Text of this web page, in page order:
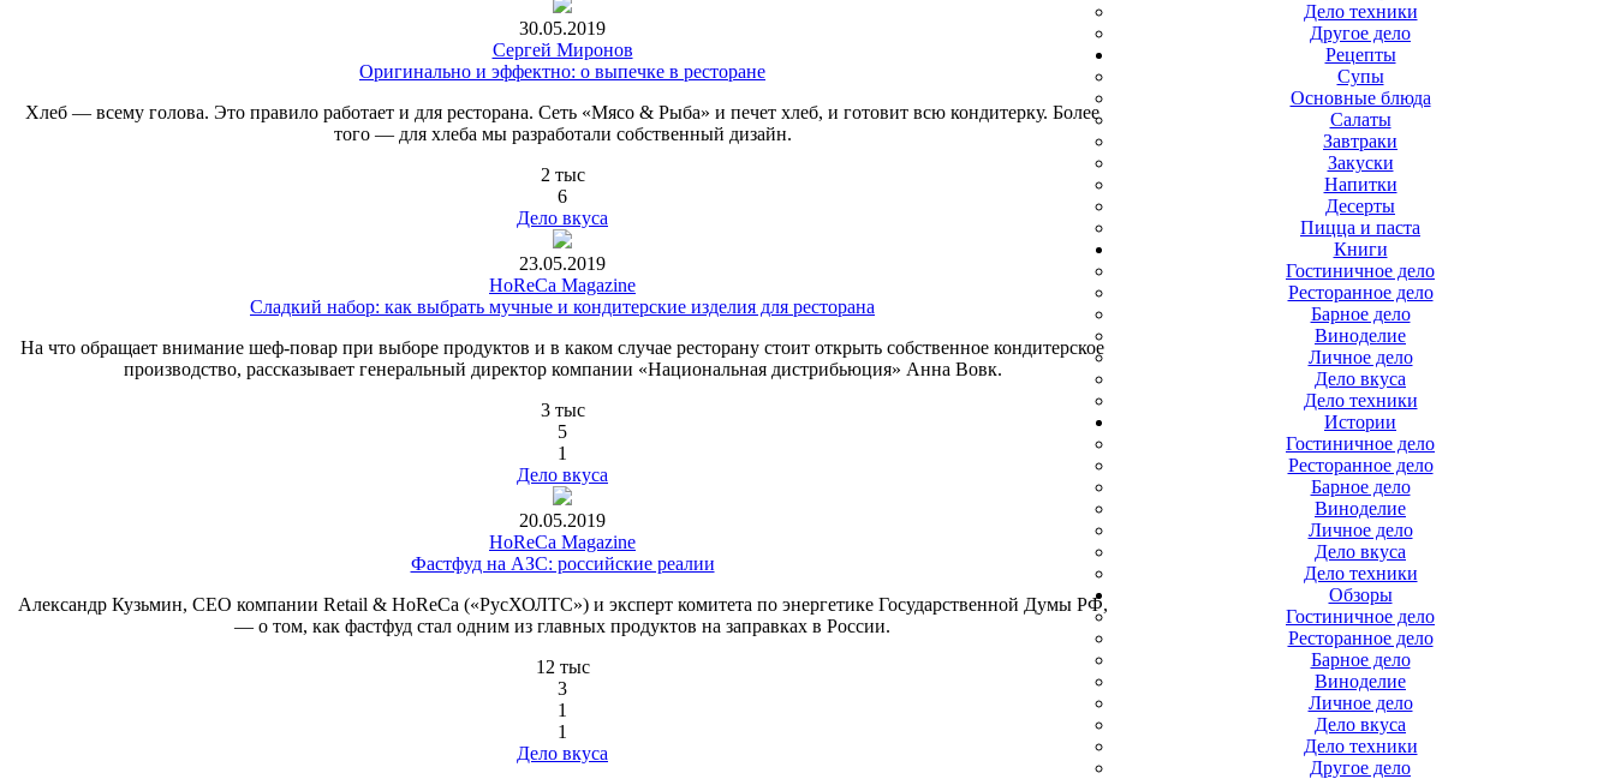
30.05.2019
Сергей Миронов
Оригинально и эффектно: о выпечке в ресторане
Хлеб — всему голова. Это правило работает и для ресторана. Сеть «Мясо & Рыба» и печет хлеб, и готовит всю кондитерку. Более
того — для хлеба мы разработали собственный дизайн.
2 тыс
6
Дело вкуса
23.05.2019
HoReCa Magazine
Сладкий набор: как выбрать мучные и кондитерские изделия для ресторана
На что обращает внимание шеф-повар при выборе продуктов и в каком случае ресторану стоит открыть собственное кондитерское
производство, рассказывает генеральный директор компании «Национальная дистрибьюция» Анна Вовк.
3 тыс
5
1
Дело вкуса
20.05.2019
HoReCa Magazine
Фастфуд на АЗС: российские реалии
Александр Кузьмин, CEO компании Retail & HoReCa («РусХОЛТС») и эксперт комитета по энергетике Государственной Думы РФ,
— о том, как фастфуд стал одним из главных продуктов на заправках в России.
12 тыс
3
1
1
Дело вкуса
Дело техники
Другое дело
Рецепты
Супы
Основные блюда
Салаты
Завтраки
Закуски
Напитки
Десерты
Пицца и паста
Книги
Гостиничное дело
Ресторанное дело
Барное дело
Виноделие
Личное дело
Дело вкуса
Дело техники
Истории
Гостиничное дело
Ресторанное дело
Барное дело
Виноделие
Личное дело
Дело вкуса
Дело техники
Обзоры
Гостиничное дело
Ресторанное дело
Барное дело
Виноделие
Личное дело
Дело вкуса
Дело техники
Другое дело